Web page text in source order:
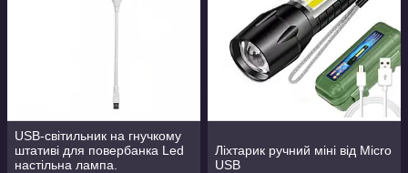
USB-світильник на гнучкому
штативі для повербанка Led
настільна лампа.
Ліхтарик ручний міні від Micro
USB